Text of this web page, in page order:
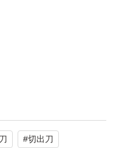
い 彫刻刀 ！
汚れている所がありま
#切出刀